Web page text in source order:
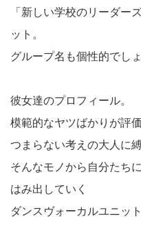
「新しい学校のリーダー
ット。
グループ名も個性的でしょ
彼女達のプロフィール。
模範的なヤツばかりが評
つまらない考えの大人に
そんなモノから自分たち
はみ出していく
ダンスヴォーカルユニット